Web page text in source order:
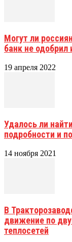
Могут ли
банк не одобрил
19 апреля 2022
Удалось ли
подробности и
14 ноября 2021
В
движение по
теплосетей